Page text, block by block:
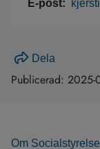
E-post:
Dela
Publicerad: 2025-
Om